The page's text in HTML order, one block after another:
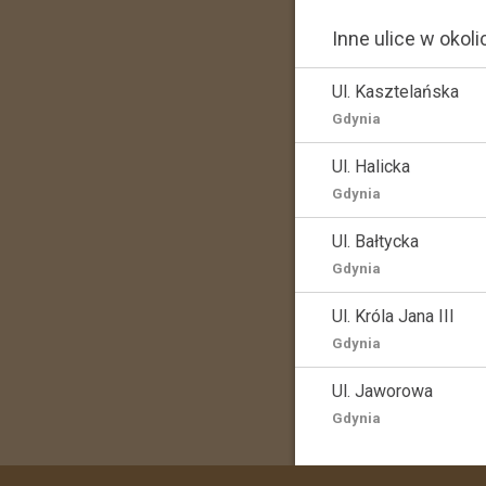
Inne ulice w
Ul. Kasztelańska
Gdynia
Ul. Halicka
Gdynia
Ul. Bałtycka
Gdynia
Ul. Króla Jana III
Gdynia
Ul. Jaworowa
Gdynia